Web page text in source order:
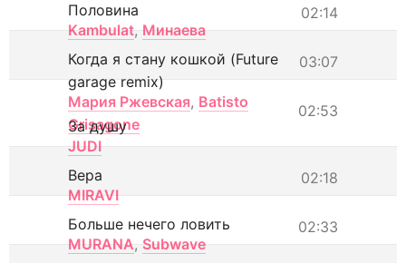
02:14
Половина
Kambulat, Минаева
03:07
Когда я стану кошкой (Future
garage remix)
Мария Ржевская, Batisto
Grisagone
02:53
За душу
JUDI
02:18
Вера
MIRAVI
02:33
Больше нечего ловить
MURANA, Subwave